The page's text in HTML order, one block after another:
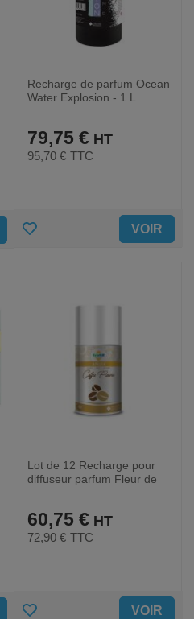
Recharge de parfum Ocean
Water Explosion - 1 L
79,75 €
95,70 € TTC
AJOUTER VOIR
Lot de 12 Recharge pour
diffuseur parfum Fleur de
60,75 €
72,90 € TTC
AJOUTER VOIR